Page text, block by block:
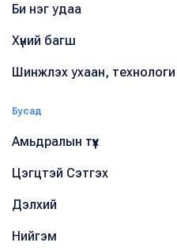
Би нэг удаа
Хүний багш
Шинжлэх ухаан, технологи
Бусад
Амьдралын түүх
Цэгцтэй Сэтгэх
Дэлхий
Нийгэм